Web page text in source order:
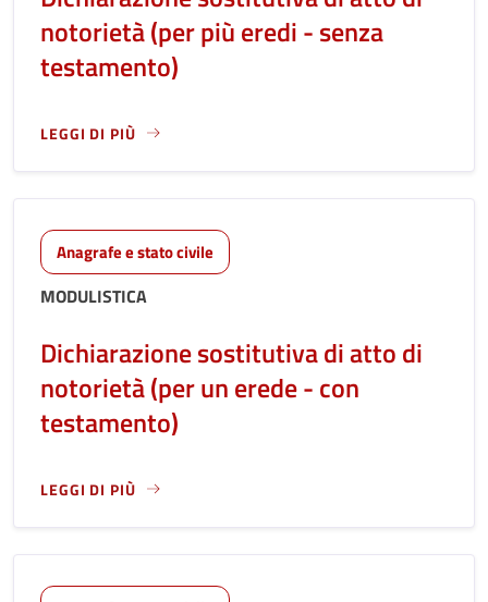
notorietà (per più eredi - senza
testamento)
LEGGI DI PIÙ
LEGGI ANCORA RIGUARDO A: DICHIARAZIONE
Anagrafe e stato civile
MODULISTICA
Dichiarazione sostitutiva di atto di
notorietà (per un erede - con
testamento)
LEGGI DI PIÙ
LEGGI ANCORA RIGUARDO A: DICHIARAZIONE